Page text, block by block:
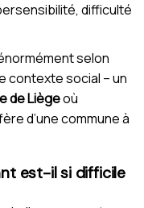
difficulté
selon
contexte social – un
de Liègeoù
d’une commune à
est-il si difficile